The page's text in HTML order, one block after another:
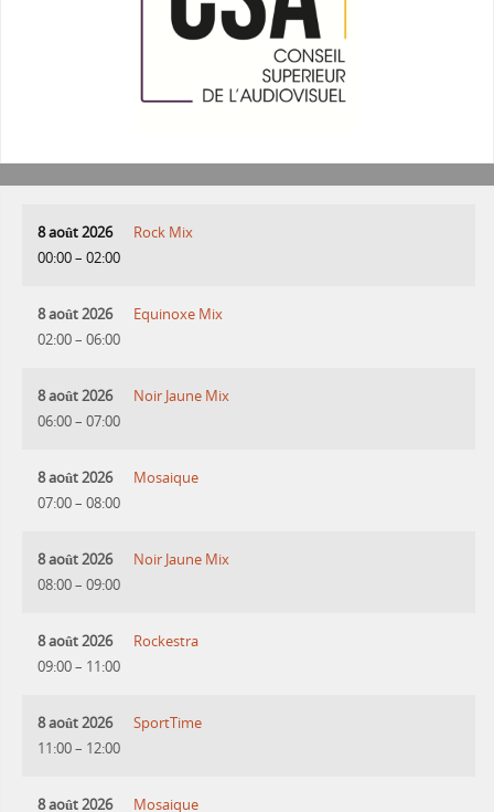
8 août 2026
00:00– 02:00
Rock Mix
8 août 2026
02:00– 06:00
Equinoxe Mix
8 août 2026
06:00– 07:00
Noir Jaune Mix
8 août 2026
07:00– 08:00
Mosaique
8 août 2026
08:00– 09:00
Noir Jaune Mix
8 août 2026
09:00– 11:00
Rockestra
8 août 2026
11:00– 12:00
SportTime
8 août 2026 Mosaique